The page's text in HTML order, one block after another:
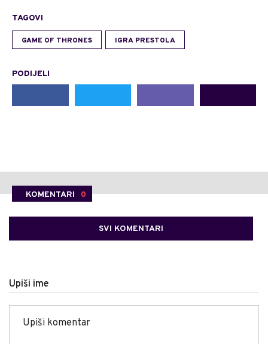
TAGOVI
GAME OF THRONES IGRA PRESTOLA
PODIJELI
KOMENTARI 0
SVI KOMENTARI
Upiši ime